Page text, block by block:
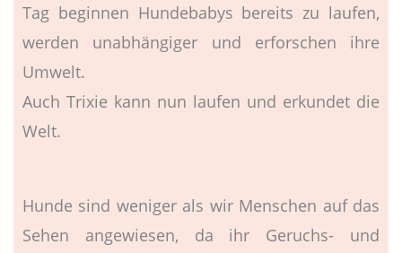
Tag beginnen Hundebabys bereits zu laufen,
werden unabhängiger und erforschen ihre
Umwelt.
Auch Trixie kann nun laufen und erkundet die
Welt.
Hunde sind weniger als wir Menschen auf das
Sehen angewiesen, da ihr Geruchs- und